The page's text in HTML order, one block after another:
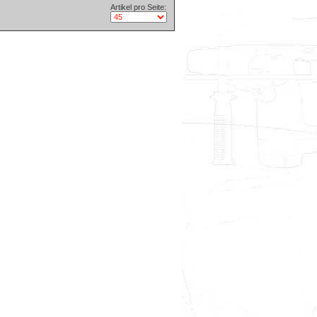
Artikel pro Seite: